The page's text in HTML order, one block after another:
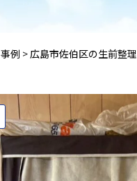
事例 > 広島市佐伯区の生前整理